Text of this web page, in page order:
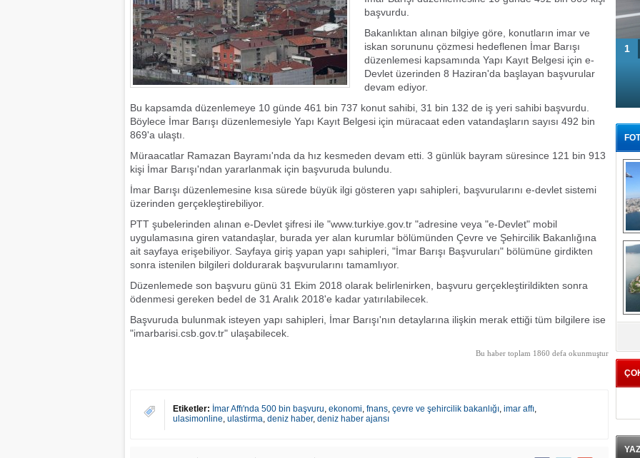
başvurdu.
Bakanlıktan alınan bilgiye göre, konutların imar ve
iskan sorununu çözmesi hedeflenen İmar Barışı
düzenlemesi kapsamında Yapı Kayıt Belgesi için e-
Devlet üzerinden 8 Haziran'da başlayan başvurular
devam ediyor.
Bu kapsamda düzenlemeye 10 günde 461 bin 737 konut sahibi, 31 bin 132 de iş yeri sahibi başvurdu.
Böylece İmar Barışı düzenlemesiyle Yapı Kayıt Belgesi için müracaat eden vatandaşların sayısı 492 bin
869'a ulaştı.
Müraacatlar Ramazan Bayramı'nda da hız kesmeden devam etti. 3 günlük bayram süresince 121 bin 913
kişi İmar Barışı'ndan yararlanmak için başvuruda bulundu.
İmar Barışı düzenlemesine kısa sürede büyük ilgi gösteren yapı sahipleri, başvurularını e-devlet sistemi
üzerinden gerçekleştirebiliyor.
PTT şubelerinden alınan e-Devlet şifresi ile "www.turkiye.gov.tr "adresine veya "e-Devlet" mobil
uygulamasına giren vatandaşlar, burada yer alan kurumlar bölümünden Çevre ve Şehircilik Bakanlığına
ait sayfaya erişebiliyor. Sayfaya giriş yapan yapı sahipleri, "İmar Barışı Başvuruları" bölümüne girdikten
sonra istenilen bilgileri doldurarak başvurularını tamamlıyor.
Düzenlemede son başvuru günü 31 Ekim 2018 olarak belirlenirken, başvuru gerçekleştirildikten sonra
ödenmesi gereken bedel de 31 Aralık 2018'e kadar yatırılabilecek.
Başvuruda bulunmak isteyen yapı sahipleri, İmar Barışı'nın detaylarına ilişkin merak ettiği tüm bilgilere ise
"imarbarisi.csb.gov.tr" ulaşabilecek.
Bu haber toplam 1860 defa okunmuştur
Etiketler: İmar Affı'nda 500 bin başvuru, ekonomi, fnans, çevre ve şehircilik bakanlığı, imar affı,
ulasimonline, ulastirma, deniz haber, deniz haber ajansı
1